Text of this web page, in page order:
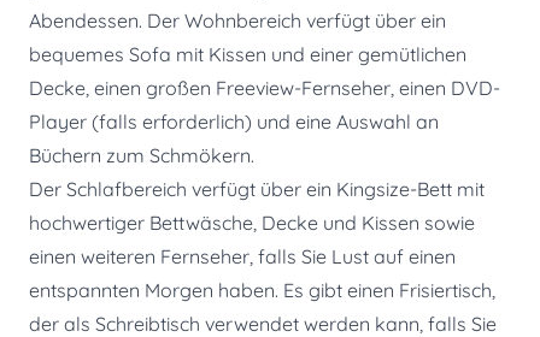
Abendessen. Der Wohnbereich verfügt über ein
bequemes Sofa mit Kissen und einer gemütlichen
Decke, einen großen Freeview-Fernseher, einen DVD-
Player (falls erforderlich) und eine Auswahl an
Büchern zum Schmökern.
Der Schlafbereich verfügt über ein Kingsize-Bett mit
hochwertiger Bettwäsche, Decke und Kissen sowie
einen weiteren Fernseher, falls Sie Lust auf einen
entspannten Morgen haben. Es gibt einen Frisiertisch,
der als Schreibtisch verwendet werden kann, falls Sie